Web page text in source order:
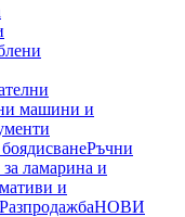
машини и
Ръчни
ламарина и
и
РазпродажбаНОВИ